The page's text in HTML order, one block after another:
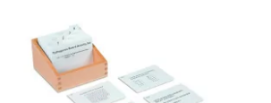
Přidat do košíku